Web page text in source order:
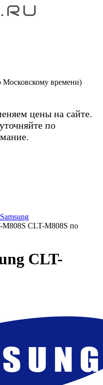
Московскому времени)
цены на сайте.
по
Samsung
M808S CLT-M808S по
CLT-